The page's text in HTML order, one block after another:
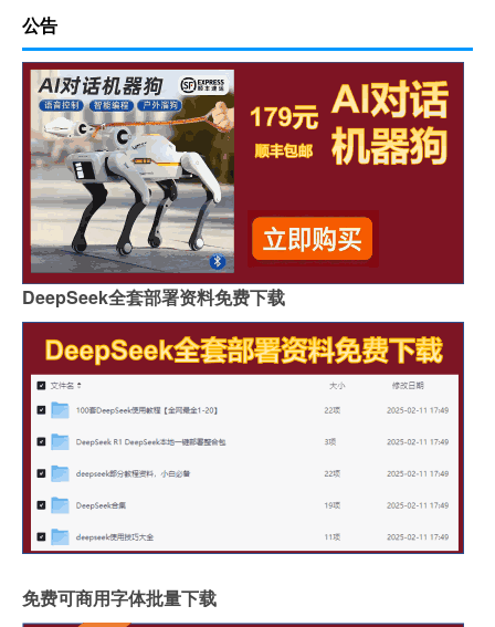
公告
DeepSeek全套部署资料免费下载
免费可商用字体批量下载